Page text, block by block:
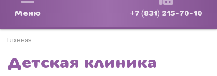
Меню +7 (831) 215-70-10
Главная
Детская клиника